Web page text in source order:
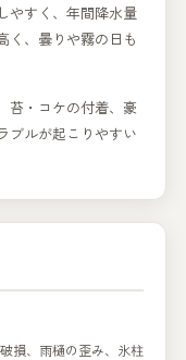
やすく、年間降水量
く、曇りや霧の日も
苔・コケの付着、豪
ブルが起こりやすい
損、雨樋の歪み、氷柱